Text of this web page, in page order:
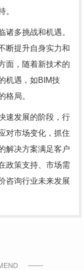
。
诸多挑战和机遇。
断提升自身实力和
面，随着新技术的
机遇，如BIM技
格局。
速发展的阶段，行
对市场变化，抓住
解决方案满足客户
政策支持、市场需
咨询行业未来发展